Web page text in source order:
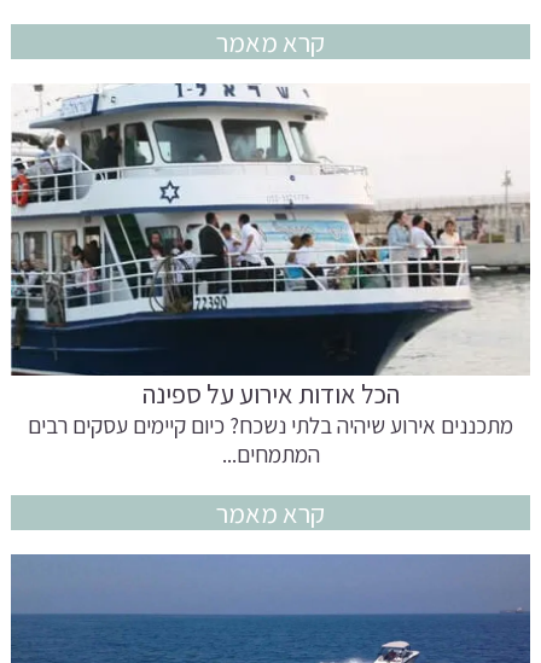
קרא מאמר
הכל אודות אירוע על ספינה
מתכננים אירוע שיהיה בלתי נשכח? כיום קיימים עסקים רבים
המתמחים...
קרא מאמר